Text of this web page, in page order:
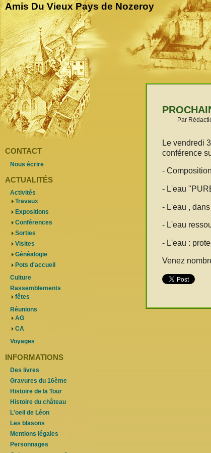
Amis Du Vieux Pays de Nozeroy
Par
Le vendredi
conférence
-
- L'eau
- L'eau ,
- L'eau
- L'eau :
Venez
CONTACT
Nous écrire
ACTUALITÉS
Activités
Travaux
Expositions
Conférences
Sorties
Visites
Généalogie
Pots d'accueil
Culture
Rassemblements
fêtes
Réunions
AG
CA
Voyages
INFORMATIONS
Des livres
Gravures du 16ème
Histoire de la Tour
Histoire du château
L'oeil de Léon
Les blasons
Mentions légales
Personnages